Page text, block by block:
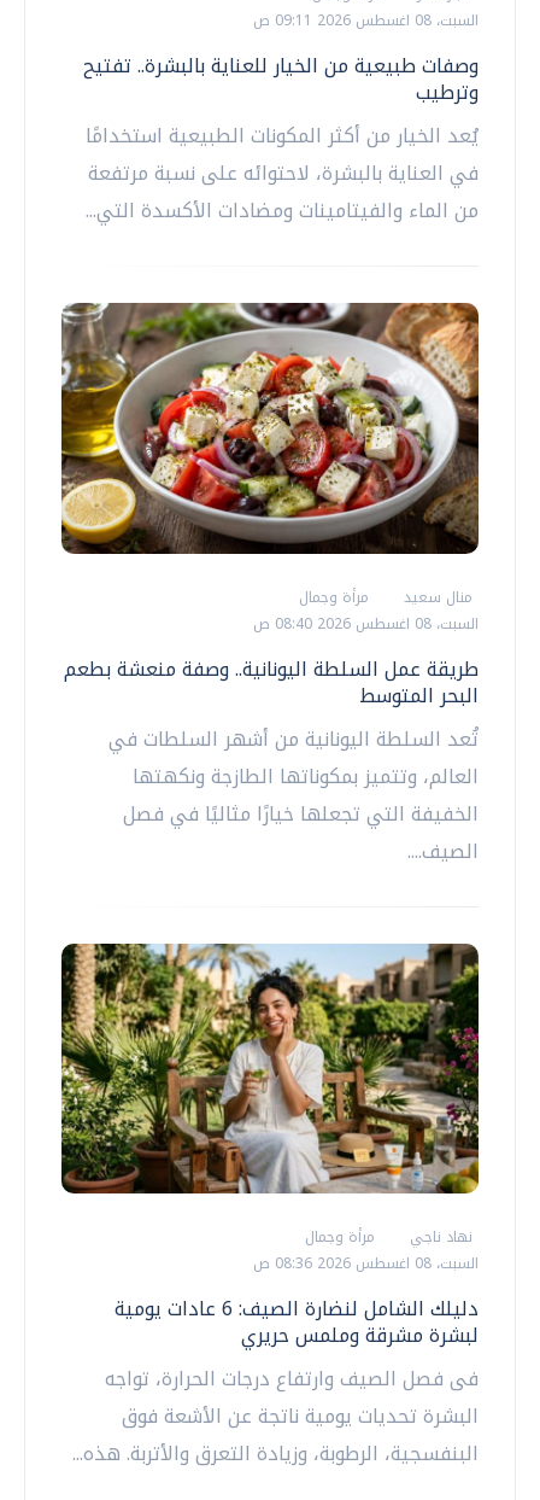
السبت، 08 اغسطس 2026 09:11 ص
وصفات طبيعية من الخيار للعناية بالبشرة.. تفتيح
وترطيب
يُعد الخيار من أكثر المكونات الطبيعية استخدامًا
في العناية بالبشرة، لاحتوائه على نسبة مرتفعة
من الماء والفيتامينات ومضادات الأكسدة التي...
منال سعيد
مرأة وجمال
السبت، 08 اغسطس 2026 08:40 ص
طريقة عمل السلطة اليونانية.. وصفة منعشة بطعم
البحر المتوسط
تُعد السلطة اليونانية من أشهر السلطات في
العالم، وتتميز بمكوناتها الطازجة ونكهتها
الخفيفة التي تجعلها خيارًا مثاليًا في فصل
الصيف....
نهاد ناجي
مرأة وجمال
السبت، 08 اغسطس 2026 08:36 ص
دليلك الشامل لنضارة الصيف: 6 عادات يومية
لبشرة مشرقة وملمس حريري
​فى فصل الصيف وارتفاع درجات الحرارة، تواجه
البشرة تحديات يومية ناتجة عن الأشعة فوق
البنفسجية، الرطوبة، وزيادة التعرق والأتربة. هذه...